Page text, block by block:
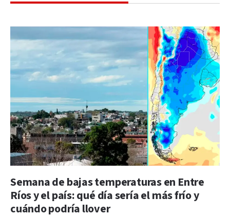
Semana de bajas temperaturas en Entre
Ríos y el país: qué día sería el más frío y
cuándo podría llover